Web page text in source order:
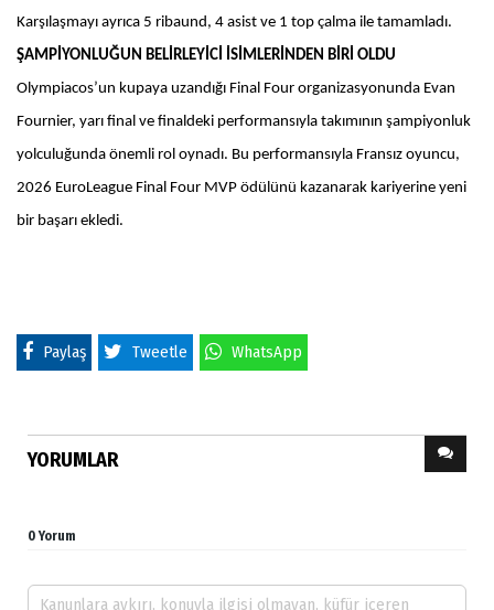
Karşılaşmayı ayrıca 5 ribaund, 4 asist ve 1 top çalma ile tamamladı.
ŞAMPİYONLUĞUN BELİRLEYİCİ İSİMLERİNDEN BİRİ OLDU
Olympiacos’un kupaya uzandığı Final Four organizasyonunda Evan
Fournier, yarı final ve finaldeki performansıyla takımının şampiyonluk
yolculuğunda önemli rol oynadı. Bu performansıyla Fransız oyuncu,
2026 EuroLeague Final Four MVP ödülünü kazanarak kariyerine yeni
bir başarı ekledi.
Paylaş Tweetle WhatsApp
YORUMLAR
0 Yorum